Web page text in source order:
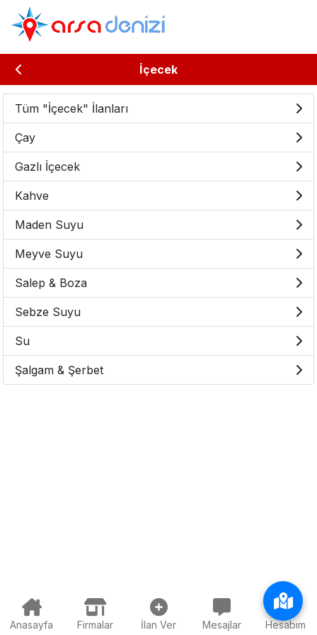
İçecek
Tüm "İçecek" İlanları
Çay
Gazlı İçecek
Kahve
Maden Suyu
Meyve Suyu
Salep & Boza
Sebze Suyu
Su
Şalgam & Şerbet
Anasayfa Firmalar İlan Ver Mesajlar Hesabım